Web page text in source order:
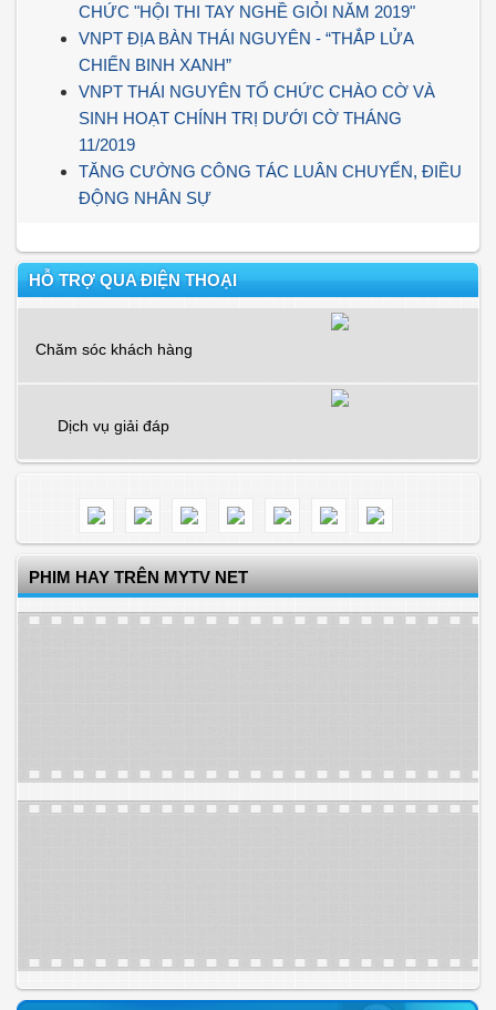
CHỨC "HỘI THI TAY NGHỀ GIỎI NĂM 2019"
VNPT ĐỊA BÀN THÁI NGUYÊN - “THẮP LỬA
CHIẾN BINH XANH”
VNPT THÁI NGUYÊN TỔ CHỨC CHÀO CỜ VÀ
SINH HOẠT CHÍNH TRỊ DƯỚI CỜ THÁNG
11/2019
TĂNG CƯỜNG CÔNG TÁC LUÂN CHUYỂN, ĐIỀU
ĐỘNG NHÂN SỰ
HỖ TRỢ QUA ĐIỆN THOẠI
Chăm sóc khách hàng
Dịch vụ giải đáp
PHIM HAY TRÊN MYTV NET